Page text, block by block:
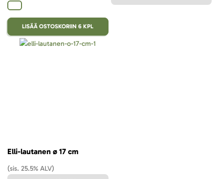
LISÄÄ OSTOSKORIIN 6 KPL
Elli-lautanen ø 17 cm
(sis. 25.5% ALV)